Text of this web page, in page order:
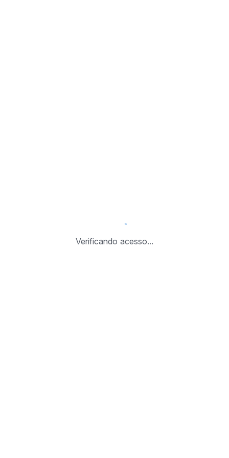
Verificando acesso...